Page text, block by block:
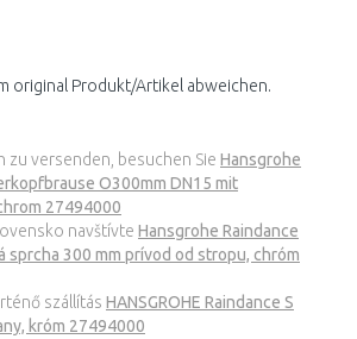
original Produkt/Artikel abweichen.
zu versenden, besuchen Sie Hansgrohe
O300mm DN15 mit
27494000
navštívte Hansgrohe Raindance
sprcha 300 mm prívod od stropu, chróm
szállítás HANSGROHE Raindance S
króm 27494000